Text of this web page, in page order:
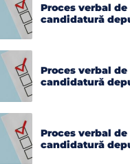
Proces verbal
candidatură
Proces verbal
candidatură
Proces verbal
candidatură